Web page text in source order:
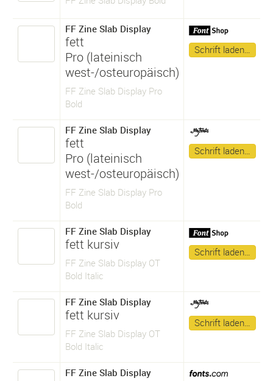
FF Zine Slab Display
fett
Pro (lateinisch
west-/osteuropäisch)
FF Zine Slab Display Pro
Bold
Schrift laden…
FF Zine Slab Display
fett
Pro (lateinisch
west-/osteuropäisch)
FF Zine Slab Display Pro
Bold
Schrift laden…
FF Zine Slab Display
fett kursiv
FF Zine Slab Display OT
Bold Italic
Schrift laden…
FF Zine Slab Display
fett kursiv
FF Zine Slab Display OT
Bold Italic
Schrift laden…
FF Zine Slab Display